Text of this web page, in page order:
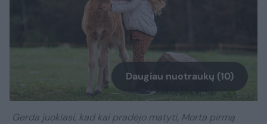
Daugiau nuotraukų (10)
Gerda juokiasi, kad kai pradėjo matyti, Morta pirmą